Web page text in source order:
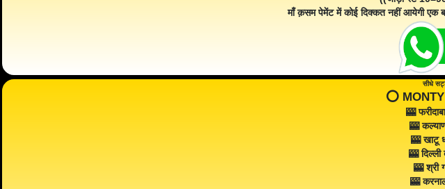
माँ क़सम पेमेंट में कोई दिक्कत नहीं आयेगी एक
सीधे
⭕️
🎰
🎰
🎰 खाटू
🎰
🎰
🎰